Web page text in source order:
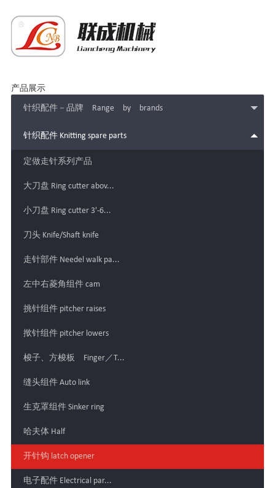
产品展示
针织配件－品牌 Range by brands
针织配件 Knitting spare parts
定做走针系列产品
大刀盘 Ring cutter abov...
小刀盘 Ring cutter 3'-6...
刀头 Knife/Shaft knife
走针部件 Needel walk pa...
左中右菱角组件 cam
挑针组件 pitcher raises
揿针组件 pitcher lowers
梭子、方梭板 Finger／T...
缝头组件 Auto link
生克罩组件 Sinker ring
哈夫体 Half
开针钩 latch opener
电子配件 Electrical par...